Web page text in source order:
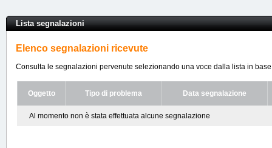
Lista segnalazioni
Elenco segnalazioni ricevute
Consulta le segnalazioni pervenute selezionando una voce dalla lista in
Oggetto Tipo di problema Data segnalazione
Al momento non è stata effettuata alcune segnalazione